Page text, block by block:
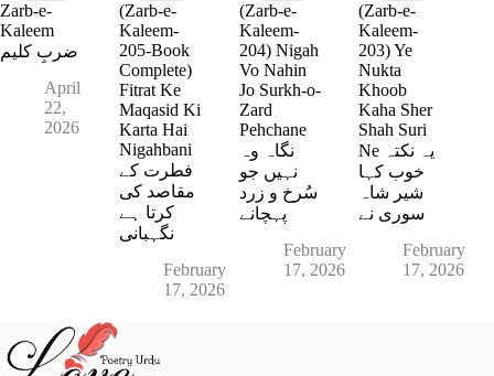
Zarb-e-
Kaleem
ضربِ کلیم
April
22,
2026
(Zarb-e-
Kaleem-
205-Book
Complete)
Fitrat Ke
Maqasid Ki
Karta Hai
Nigahbani
فطرت کے
مقاصد کی
کرتا ہے
نگہبانی
February
17, 2026
(Zarb-e-
Kaleem-
204) Nigah
Vo Nahin
Jo Surkh-o-
Zard
Pehchane
نگاہ وہ
نہیں جو
سُرخ و زرد
پہچانے
February
17, 2026
(Zarb-e-
Kaleem-
203) Ye
Nukta
Khoob
Kaha Sher
Shah Suri
Ne یہ نکتہ
خوب کہا
شیر شاہ
سوری نے
February
17, 2026